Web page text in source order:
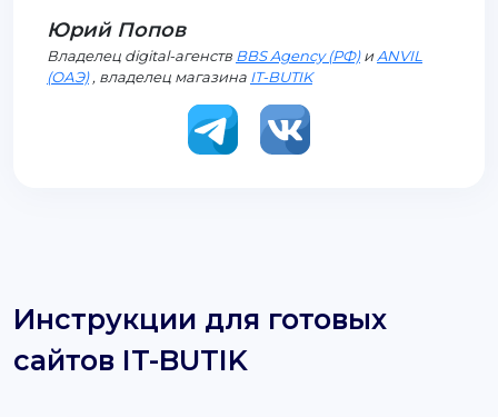
Юрий Попов
Владелец digital-агенств BBS Agency (РФ)иANVIL
(ОАЭ), владелец магазина IT-BUTIK
Инструкции для готовых
сайтов IT-BUTIK